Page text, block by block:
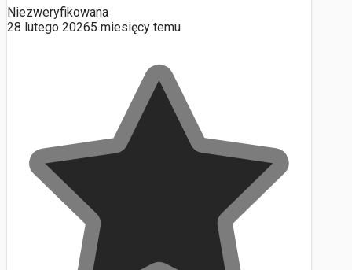
Niezweryfikowana
28 lutego 20265 miesięcy temu